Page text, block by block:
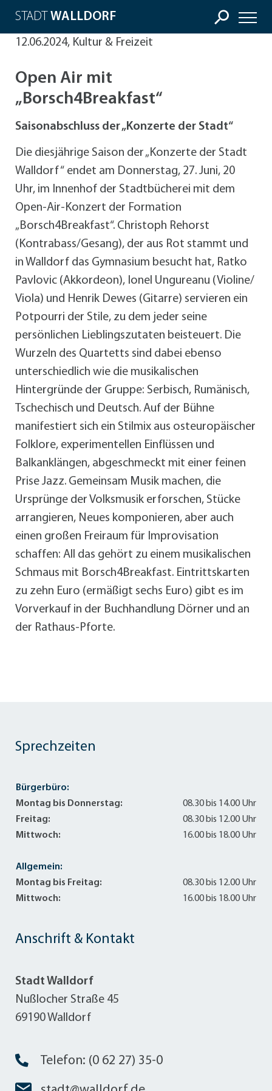
STADT WALLDORF
12.06.2024, Kultur & Freizeit
Open Air mit
„Borsch4Breakfast“
Saisonabschluss der „Konzerte der Stadt“
Die diesjährige Saison der „Konzerte der Stadt
Walldorf “ endet am Donnerstag, 27. Juni, 20
Uhr, im Innenhof der Stadtbücherei mit dem
Open-Air-Konzert der Formation
„Borsch4Breakfast“. Christoph Rehorst
(Kontrabass/Gesang), der aus Rot stammt und
in Walldorf das Gymnasium besucht hat, Ratko
Pavlovic (Akkordeon), Ionel Ungureanu (Violine/
Viola) und Henrik Dewes (Gitarre) servieren ein
Potpourri der Stile, zu dem jeder seine
persönlichen Lieblingszutaten beisteuert. Die
Wurzeln des Quartetts sind dabei ebenso
unterschiedlich wie die musikalischen
Hintergründe der Gruppe: Serbisch, Rumänisch,
Tschechisch und Deutsch. Auf der Bühne
manifestiert sich ein Stilmix aus osteuropäischer
Folklore, experimentellen Einflüssen und
Balkanklängen, abgeschmeckt mit einer feinen
Prise Jazz. Gemeinsam Musik machen, die
Ursprünge der Volksmusik erforschen, Stücke
arrangieren, Neues komponieren, aber auch
einen großen Freiraum für Improvisation
schaffen: All das gehört zu einem musikalischen
Schmaus mit Borsch4Breakfast. Eintrittskarten
zu zehn Euro (ermäßigt sechs Euro) gibt es im
Vorverkauf in der Buchhandlung Dörner und an
der Rathaus-Pforte.
Anschrift & Kontakt
Stadt Walldorf
Nußlocher Straße 45
69190 Walldorf
Telefon: (0 62 27) 35-0
Sprechzeiten
Bürgerbüro:
Montag bis Donnerstag:
08.30 bis 14.00 Uhr
Freitag:
08.30 bis 12.00 Uhr
Mittwoch:
16.00 bis 18.00 Uhr
Allgemein:
Montag bis Freitag:
08.30 bis 12.00 Uhr
Mittwoch:
16.00 bis 18.00 Uhr